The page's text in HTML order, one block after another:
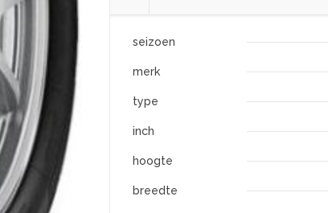
seizoen
merk
type
inch
hoogte
breedte